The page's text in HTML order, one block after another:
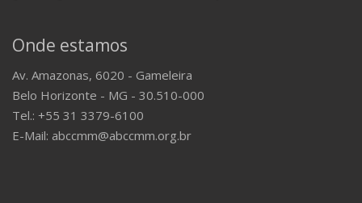
Onde estamos
Av. Amazonas, 6020 - Gameleira
Belo Horizonte - MG - 30.510-000
Tel.: +55 31 3379-6100
E-Mail: abccmm@abccmm.org.br